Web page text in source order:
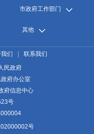
市政府工作部门
其他
们
联系我们
民政府
府办公室
府信息中心
号
号